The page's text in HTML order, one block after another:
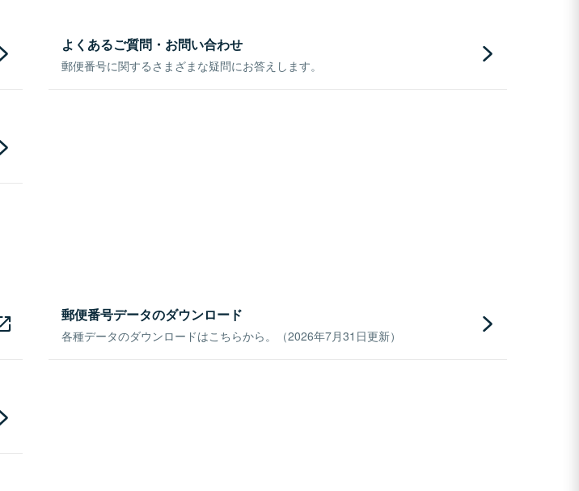
よくあるご質問・お問い合わせ
郵便番号に関するさまざまな疑問にお答えします。
郵便番号データのダウンロード
各種データのダウンロードはこちらから。（2026年7月31日更新）